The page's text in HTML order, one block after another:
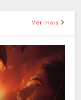
Ver mais